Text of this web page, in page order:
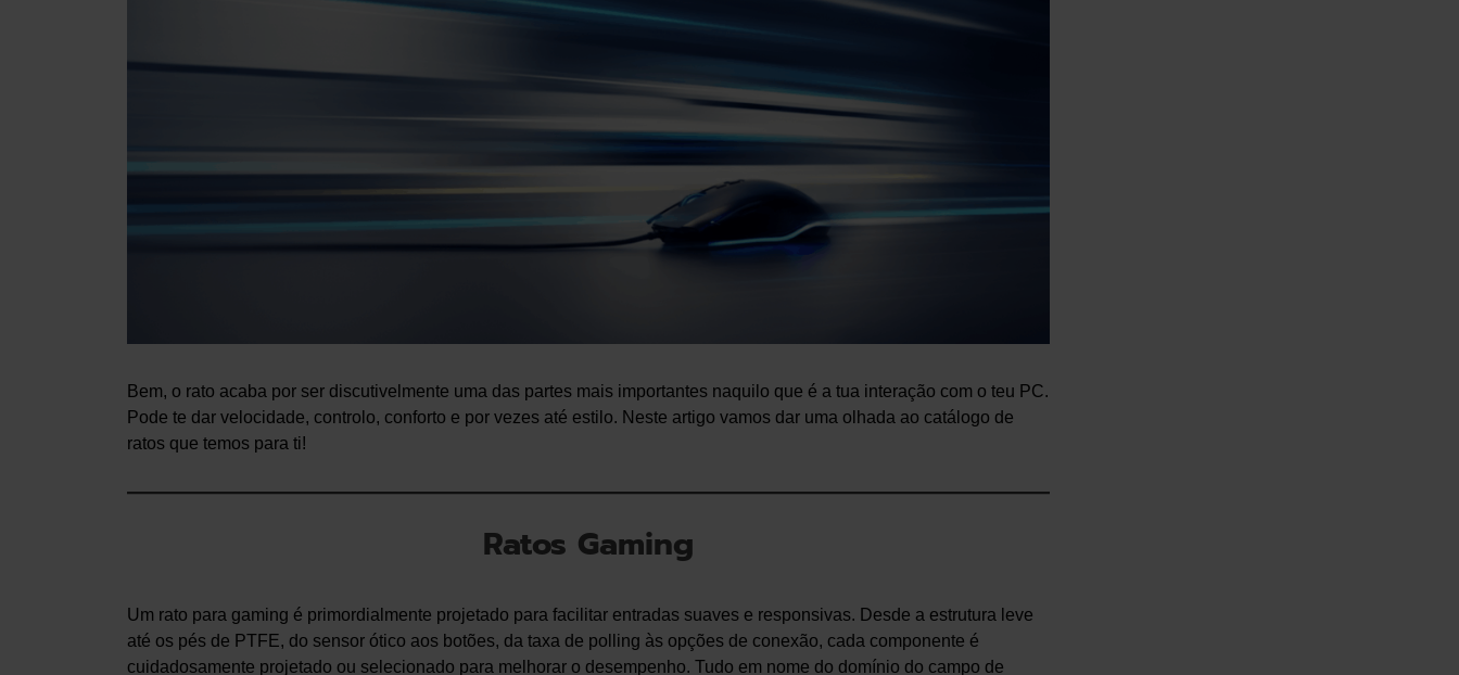
Bem, o rato acaba por ser discutivelmente uma das partes mais importantes naquilo que é a tua interação com o teu PC.
Pode te dar velocidade, controlo, conforto e por vezes até estilo. Neste artigo vamos dar uma olhada ao catálogo de
ratos que temos para ti!
Ratos Gaming
Um rato para gaming é primordialmente projetado para facilitar entradas suaves e responsivas. Desde a estrutura leve
até os pés de PTFE, do sensor ótico aos botões, da taxa de polling às opções de conexão, cada componente é
cuidadosamente projetado ou selecionado para melhorar o desempenho. Tudo em nome do domínio do campo de